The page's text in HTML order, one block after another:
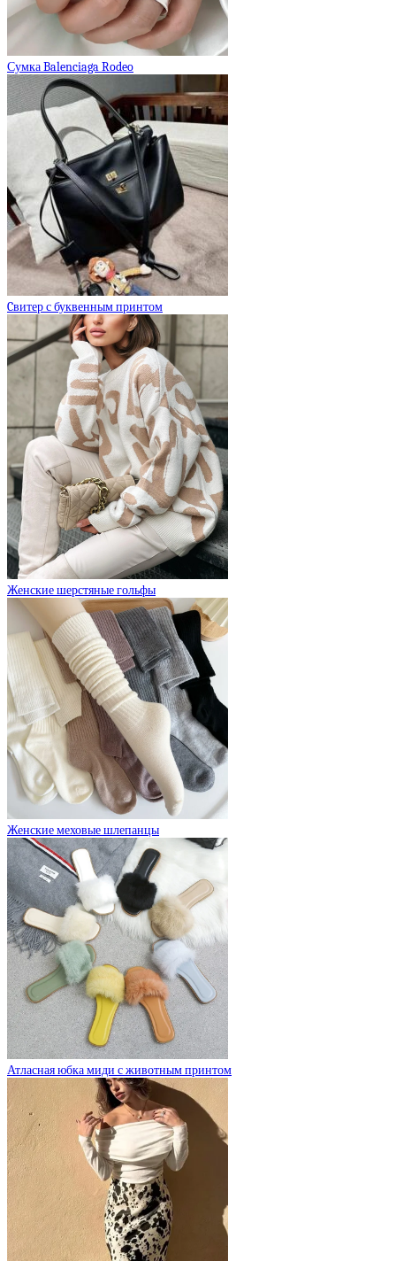
Сумка Balenciaga Rodeo
Cвитер с буквенным принтом
Женские шерстяные гольфы
Женские меховые шлепанцы
Атласная юбка миди с животным принтом